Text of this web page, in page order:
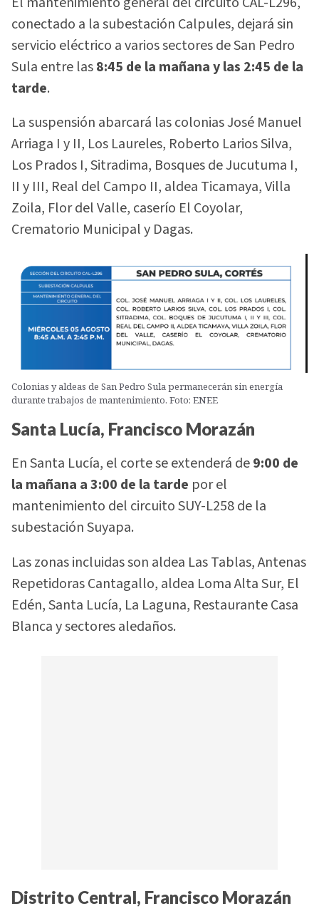
conectado a la subestación Calpules, dejará sin
servicio eléctrico a varios sectores de San Pedro
Sula entre las8:45 de la mañana y las 2:45 de la
tarde.
La suspensión abarcará las colonias José Manuel
Arriaga I y II, Los Laureles, Roberto Larios Silva,
Los Prados I, Sitradima, Bosques de Jucutuma I,
II y III, Real del Campo II, aldea Ticamaya, Villa
Zoila, Flor del Valle, caserío El Coyolar,
Crematorio Municipal y Dagas.
Colonias y aldeas de San Pedro Sula permanecerán sin energía
durante trabajos de mantenimiento. Foto: ENEE
Santa Lucía, Francisco Morazán
En Santa Lucía, el corte se extenderá de9:00 de
la mañana a 3:00 de la tarde por el
mantenimiento del circuito SUY-L258 de la
subestación Suyapa.
Las zonas incluidas son aldea Las Tablas, Antenas
Repetidoras Cantagallo, aldea Loma Alta Sur, El
Edén, Santa Lucía, La Laguna, Restaurante Casa
Blanca y sectores aledaños.
Distrito Central, Francisco Morazán